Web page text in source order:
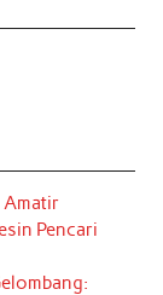
Amatir
Pencari